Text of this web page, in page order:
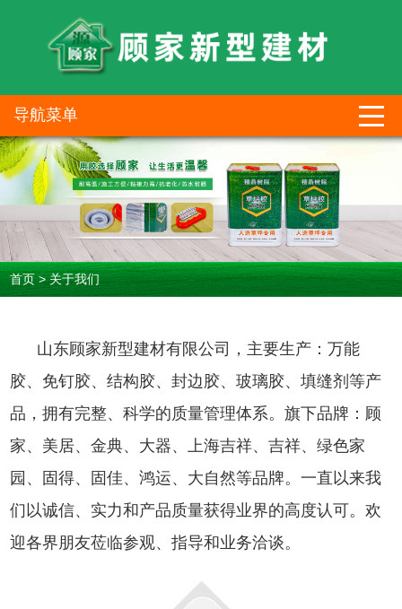
导航菜单
首页>关于我们
山东顾家新型建材有限公司，主要生产：万能
胶、免钉胶、结构胶、封边胶、玻璃胶、填缝剂等产
品，拥有完整、科学的质量管理体系。旗下品牌：顾
家、美居、金典、大器、上海吉祥、吉祥、绿色家
园、固得、固佳、鸿运、大自然等品牌。一直以来我
们以诚信、实力和产品质量获得业界的高度认可。欢
迎各界朋友莅临参观、指导和业务洽谈。